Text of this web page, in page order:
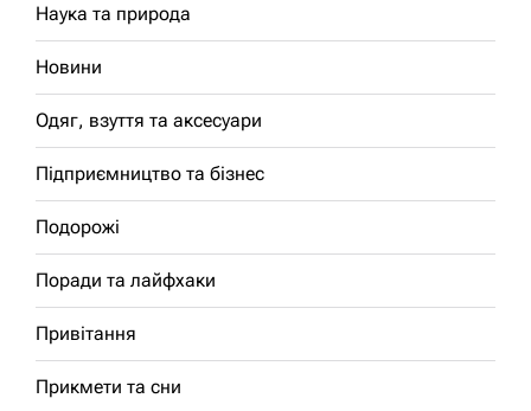
Наука та природа
Новини
Одяг, взуття та аксесуари
Підприємництво та бізнес
Подорожі
Поради та лайфхаки
Привітання
Прикмети та сни